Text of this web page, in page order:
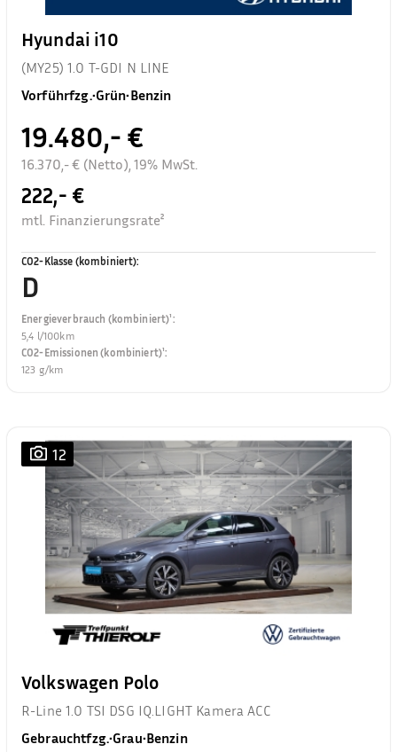
Hyundai i10
(MY25) 1.0 T-GDI N LINE
Vorführfzg.•Grün•Benzin
19.480,- €
16.370,- € (Netto), 19% MwSt.
222,- €
mtl. Finanzierungsrate²
CO2-Klasse (kombiniert):
D
Energieverbrauch (kombiniert)¹:
5,4 l/100km
CO2-Emissionen (kombiniert)¹:
123 g/km
12
Volkswagen Polo
R-Line 1.0 TSI DSG IQ.LIGHT Kamera ACC
Gebrauchtfzg.•Grau•Benzin